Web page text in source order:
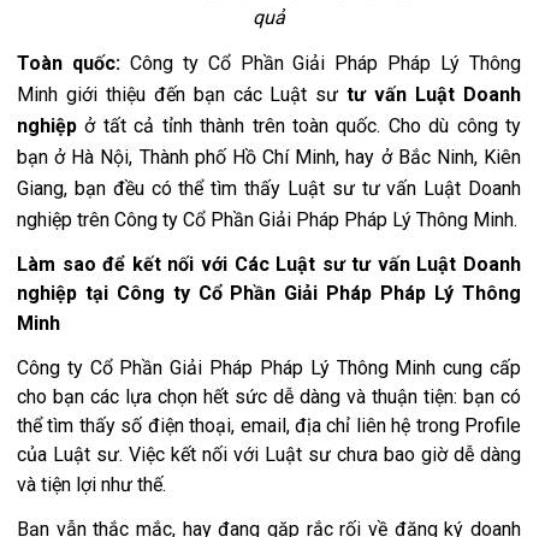
quả
Toàn quốc: Công ty Cổ Phần Giải Pháp Pháp Lý Thông
Minh giới thiệu đến bạn các Luật sưtư vấn Luật Doanh
nghiệp ở tất cả tỉnh thành trên toàn quốc. Cho dù công ty
bạn ở Hà Nội, Thành phố Hồ Chí Minh, hay ở Bắc Ninh, Kiên
Giang, bạn đều có thể tìm thấy Luật sư tư vấn Luật Doanh
nghiệp trên Công ty Cổ Phần Giải Pháp Pháp Lý Thông Minh.
Làm sao để kết nối với Các Luật sư tư vấn Luật Doanh
nghiệp tại Công ty Cổ Phần Giải Pháp Pháp Lý Thông
Minh
Công ty Cổ Phần Giải Pháp Pháp Lý Thông Minh cung cấp
cho bạn các lựa chọn hết sức dễ dàng và thuận tiện: bạn có
thể tìm thấy số điện thoại, email, địa chỉ liên hệ trong Profile
của Luật sư. Việc kết nối với Luật sư chưa bao giờ dễ dàng
và tiện lợi như thế.
Bạn vẫn thắc mắc, hay đang gặp rắc rối về đăng ký doanh